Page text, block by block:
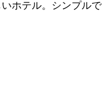
ホテル。シンプル